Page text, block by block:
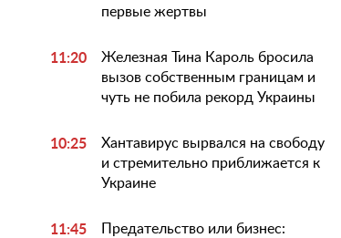
первые жертвы
11:20
Железная Тина Кароль бросила
вызов собственным границам и
чуть не побила рекорд Украины
10:25
Хантавирус вырвался на свободу
и стремительно приближается к
Украине
11:45
Предательство или бизнес: